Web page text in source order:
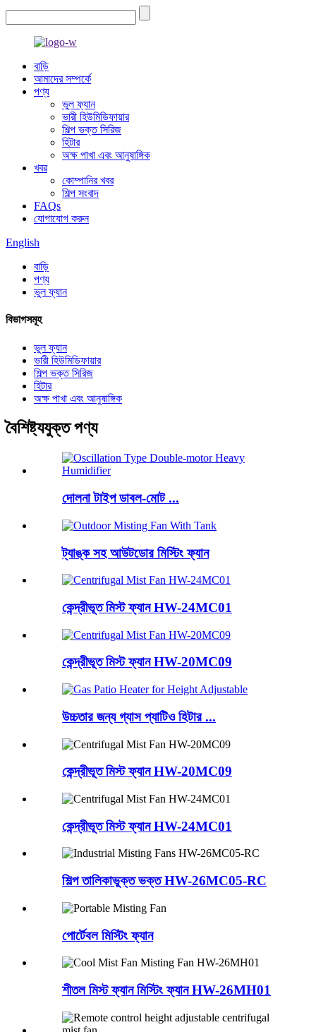
বাড়ি
আমাদের সম্পর্কে
পণ্য
ভুল ফ্যান
ভারী হিউমিডিফায়ার
শিল্প ভক্ত সিরিজ
হিটার
অক্ষ পাখা এবং আনুষাঙ্গিক
খবর
কোম্পানির খবর
শিল্প সংবাদ
FAQs
যোগাযোগ করুন
English
বাড়ি
পণ্য
ভুল ফ্যান
বিভাগসমূহ
ভুল ফ্যান
ভারী হিউমিডিফায়ার
শিল্প ভক্ত সিরিজ
হিটার
অক্ষ পাখা এবং আনুষাঙ্গিক
বৈশিষ্ট্যযুক্ত পণ্য
দোলনা টাইপ ডাবল-মোট ...
ট্যাঙ্ক সহ আউটডোর মিস্টিং ফ্যান
কেন্দ্রীভূত মিস্ট ফ্যান HW-24MC01
কেন্দ্রীভূত মিস্ট ফ্যান HW-20MC09
উচ্চতার জন্য গ্যাস প্যাটিও হিটার ...
কেন্দ্রীভূত মিস্ট ফ্যান HW-20MC09
কেন্দ্রীভূত মিস্ট ফ্যান HW-24MC01
শিল্প তালিকাভুক্ত ভক্ত HW-26MC05-RC
পোর্টেবল মিস্টিং ফ্যান
শীতল মিস্ট ফ্যান মিস্টিং ফ্যান HW-26MH01